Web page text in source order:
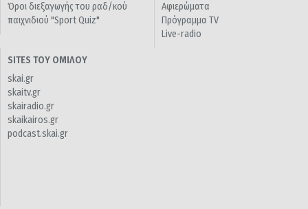
Όροι διεξαγωγής του ραδ/κού
παιχνιδιού "Sport Quiz"
Αφιερώματα
Πρόγραμμα TV
Live-radio
SITES ΤΟΥ ΟΜΙΛΟΥ
skai.gr
skaitv.gr
skairadio.gr
skaikairos.gr
podcast.skai.gr